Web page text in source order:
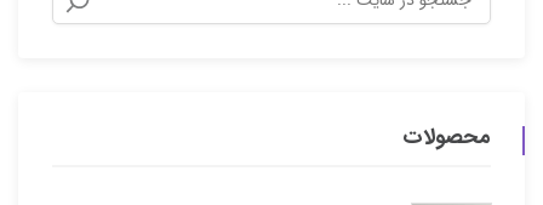
محصولات